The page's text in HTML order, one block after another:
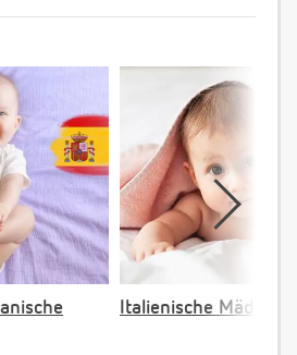
Italienische